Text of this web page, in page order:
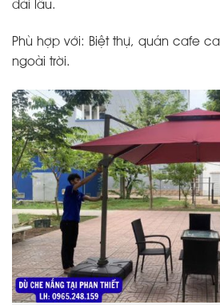
dài lâu.
Phù hợp với: Biệt thự, quán cafe
ngoài trời.